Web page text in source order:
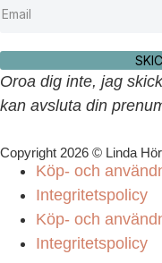
Oroa dig inte, jag
kan avsluta din
Copyright 2026 © Linda
Köp- och
Integritetspolicy
Köp- och
Integritetspolicy